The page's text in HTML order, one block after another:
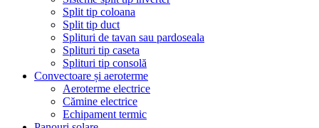
Split tip coloana
Split tip duct
Splituri de tavan sau pardoseala
Splituri tip caseta
Splituri tip consolă
Convectoare și aeroterme
Aeroterme electrice
Cămine electrice
Echipament termic